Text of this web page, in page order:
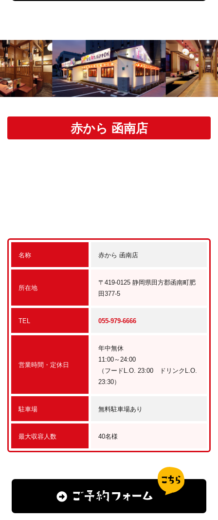
赤から 函南店
名称 赤から 函南店
所在地
〒419-0125 静岡県田方郡函南町肥
田377-5
TEL 055-979-6666
営業時間・定休日
年中無休
11:00～24:00
（フードL.O. 23:00 ドリンクL.O.
23:30）
駐車場 無料駐車場あり
最大収容人数 40名様